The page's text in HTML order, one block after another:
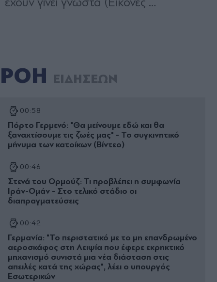
ΡΟΗ ΕΙΔΗΣΕΩΝ
00:58
Πόρτο Γερμενό: "Θα μείνουμε εδώ και θα
ξαναχτίσουμε τις ζωές μας" - Το συγκινητικό
μήνυμα των κατοίκων (Βίντεο)
00:46
Στενά του Ορμούζ: Τι προβλέπει η συμφωνία
Ιράν-Ομάν - Στο τελικό στάδιο οι
διαπραγματεύσεις
00:42
Γερμανία: "Το περιστατικό με το μη επανδρωμένο
αεροσκάφος στη Λειψία που έφερε εκρηκτικό
μηχανισμό συνιστά μια νέα διάσταση στις
απειλές κατά της χώρας", λέει ο υπουργός
Εσωτερικών